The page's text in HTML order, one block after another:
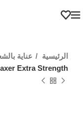
الرئيسية
عناية
Extra Strength